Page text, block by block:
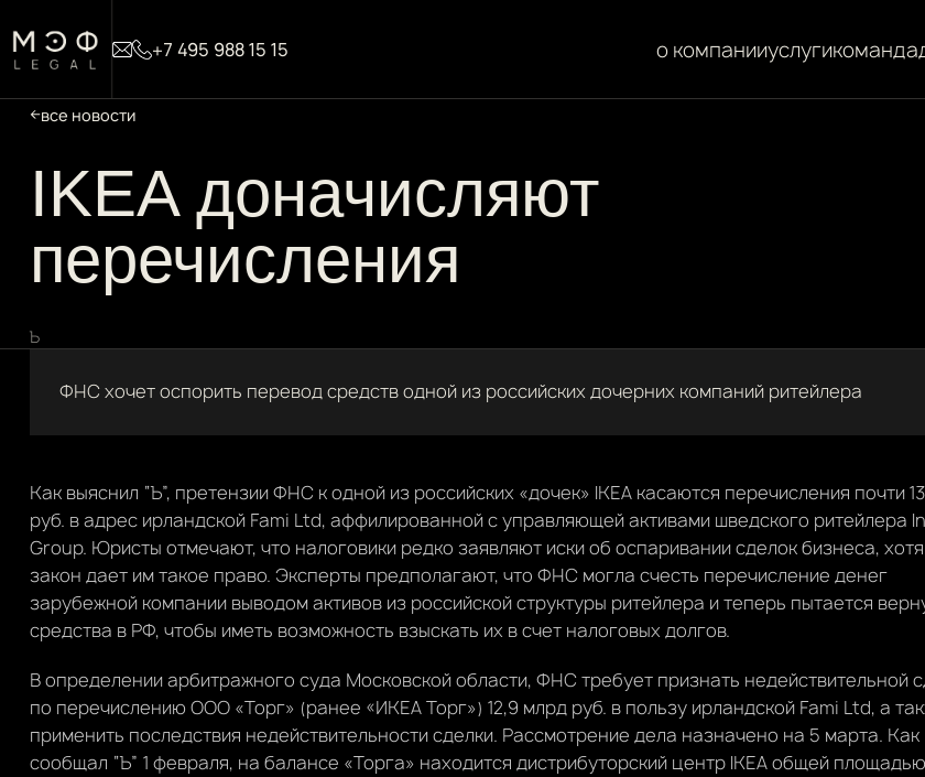
+7 495 988 15 15 о компанииуслугикоманда
все новости
IKEA доначисляют
перечисления
Ъ
ФНС хочет оспорить перевод средств одной из российских дочерних компаний ритейлера
Как выяснил “Ъ”, претензии ФНС к одной из российских «дочек» IKEA касаются перечисления почти
руб. в адрес ирландской Fami Ltd, аффилированной с управляющей активами шведского ритейлера
Group. Юристы отмечают, что налоговики редко заявляют иски об оспаривании сделок бизнеса, хотя
закон дает им такое право. Эксперты предполагают, что ФНС могла счесть перечисление денег
зарубежной компании выводом активов из российской структуры ритейлера и теперь пытается
средства в РФ, чтобы иметь возможность взыскать их в счет налоговых долгов.
В определении арбитражного суда Московской области, ФНС требует признать недействительной
по перечислению ООО «Торг» (ранее «ИКЕА Торг») 12,9 млрд руб. в пользу ирландской Fami Ltd, а
применить последствия недействительности сделки. Рассмотрение дела назначено на 5 марта. Как
сообщал “Ъ” 1 февраля, на балансе «Торга» находится дистрибуторский центр IKEA общей площадью